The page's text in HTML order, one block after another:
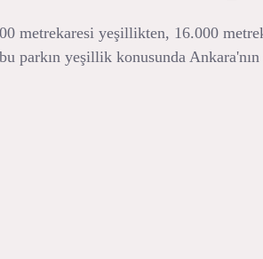
metrekaresi yeşillikten, 16.000
yeşillik konusunda Ankara'nın